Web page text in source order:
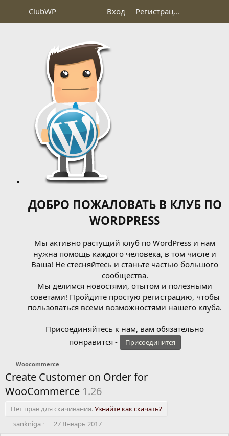
ClubWP Вход Регистрация
ДОБРО ПОЖАЛОВАТЬ В КЛУБ ПО
WORDPRESS
Мы активно растущий клуб по WordPress и нам
нужна помощь каждого человека, в том числе и
Ваша! Не стесняйтесь и станьте частью большого
сообщества.
Мы делимся новостями, отытом и полезными
советами! Пройдите простую регистрацию, чтобы
пользоваться всеми возможностями нашего клуба.
Присоединяйтесь к нам, вам обязательно
понравится -
Присоединится
Woocommerce
Create Customer on Order for
WooCommerce 1.26
Нет прав для скачивания.Узнайте как скачать?
А
sankniga
Д
27 Январь 2017